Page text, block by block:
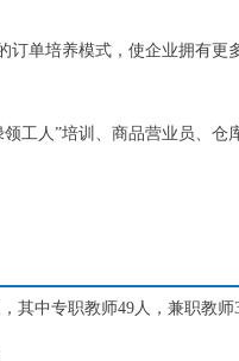
单培养模式，使企业拥有
工人”培训、商品营业员、
其中专职教师49人，兼职教